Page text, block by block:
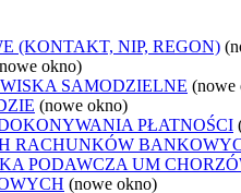
(KONTAKT, NIP, REGON)
okno)
SAMODZIELNE (nowe
(nowe okno)
PŁATNOŚCI
RACHUNKÓW
PODAWCZA UM
(nowe okno)